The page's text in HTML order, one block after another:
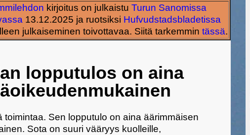
kirjoitus on julkaistu Turun Sanomissa
13.12.2025 ja ruotsiksi Hufvudstadsbladetissa
julkaiseminen toivottavaa. Siitä tarkemmin tässä.
lopputulos on aina
toimintaa. Sen lopputulo on aina äärimmäisen
Sota on suuri vääryys kuolleille,